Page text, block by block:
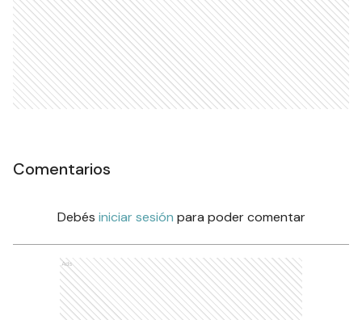
Comentarios
Debés iniciar sesión para poder comentar
Ads